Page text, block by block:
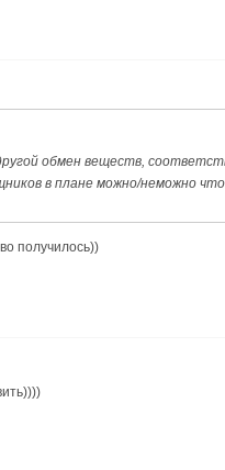
обмен веществ,
в плане можно/неможно
получилось))